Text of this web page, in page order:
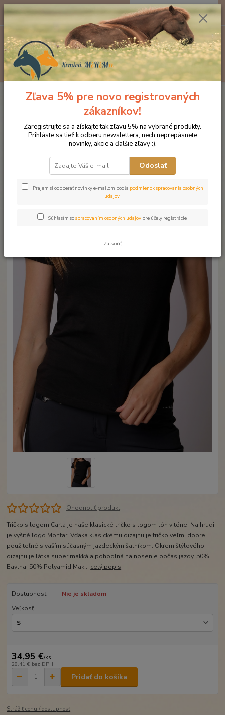
Menu
0ks
za0 €
Značka oblečenia MONTAR ZĽAVY! Tričká
MONTAR tričko
CARLA čierna
MONTAR tričko CARLA čierna
Ohodnotiť produkt
Tričko s logom Carla je naše klasické tričko s logom tón v tóne. Na hrudi
je vyšité logo Montar. Vďaka klasickému dizajnu je tričko veľmi dobre
použiteľné s vaším súčasným jazdeckým šatníkom. Okrem štýlového
dizajnu je látka super mäkká a pohodlná na nosenie počas jazdy. 50%
Bavlna, 50% Polyamid Mäk... celý popis
Dostupnosť
Nie je skladom
Veľkosť
34,95 €/ks
28,41 € bez DPH
Pridať do košíka
Strážiť cenu / dostupnosť
Zľava 5% pre novo registrovaných
zákazníkov!
Zaregistrujte sa a získajte tak zľavu 5% na vybrané produkty.
Prihláste sa tiež k odberu newslettera, nech neprepásnete
novinky, akcie a ďalšie zľavy :).
Odoslať
Prajem si odoberať novinky e-mailom podľa podmienok spracovania osobných
údajov.
Súhlasím sospracovaním osobných údajov pre účely registrácie.
Zatvoriť